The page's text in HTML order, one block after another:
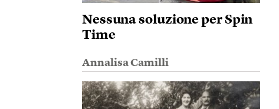
Nessuna soluzione per Spin
Time
Annalisa Camilli